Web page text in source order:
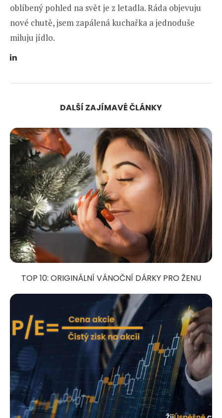
oblíbený pohled na svět je z letadla. Ráda objevuju
nové chutě, jsem zapálená kuchařka a jednoduše
miluju jídlo.
DALŠÍ ZAJÍMAVÉ ČLÁNKY
TOP 10: ORIGINÁLNÍ VÁNOČNÍ DÁRKY PRO ŽENU